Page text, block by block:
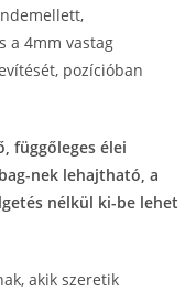
a 4mm vastag
pozícióban
függőleges élei
nek lehajtható, a
nélkül ki-be lehet
akik szeretik